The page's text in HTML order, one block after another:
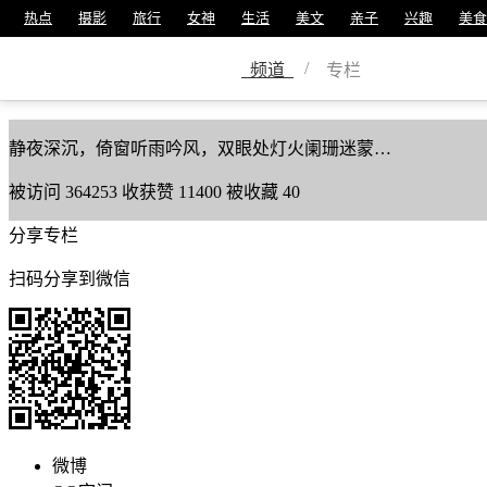
热点 摄影 旅行 女神 生活 美文 亲子 兴趣 美食
频道 / 专栏
美篇号59110770
静夜深沉，倚窗听雨吟风，双眼处灯火阑珊迷蒙…
被访问 364253 收获赞 11400 被收藏 40
分享专栏
扫码分享到微信
微博